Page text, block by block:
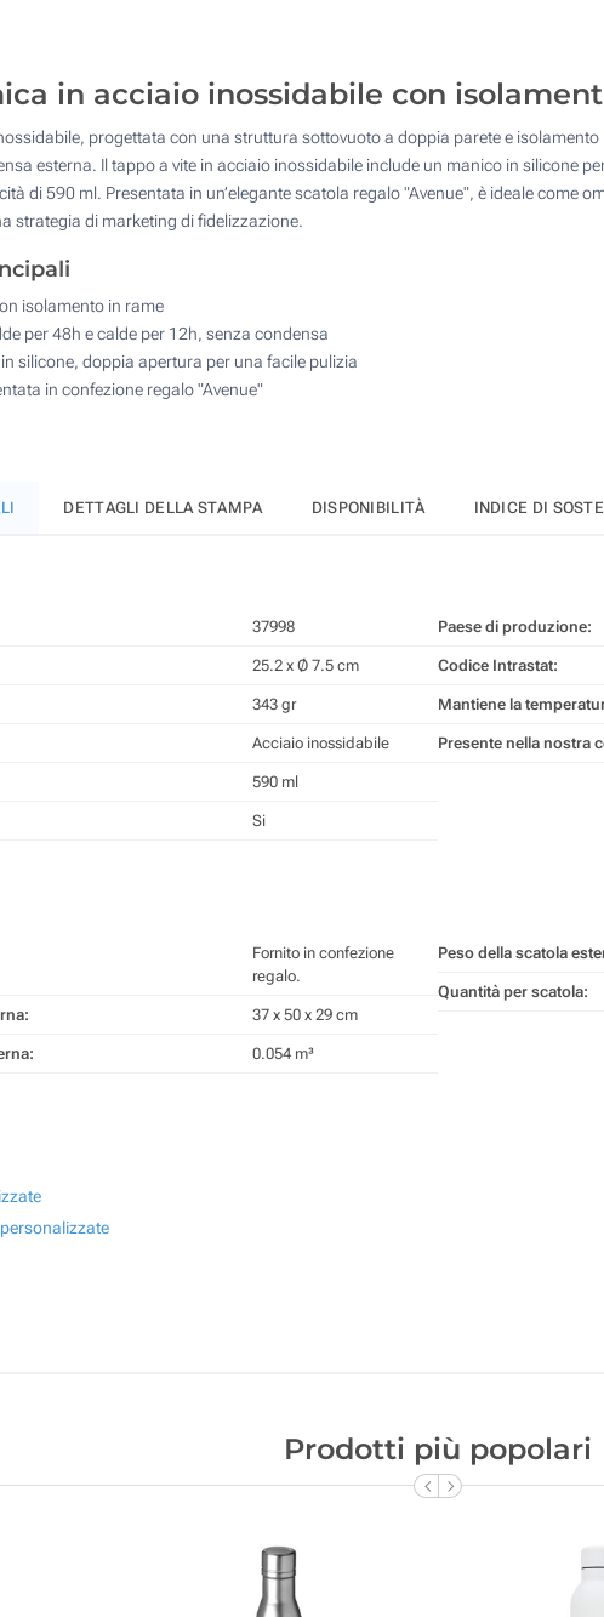
Stampa digitale full color (Stampa a
Incisione Laser (Su un lato)
Quantità desiderata :
Aggiorna
in acciaio inossidabile con
progettata con una struttura sottovuoto a doppia parete e
esterna. Il tappo a vite in acciaio inossidabile include un manico in silicone
di 590 ml. Presentata in un’elegante scatola regalo "Avenue", è ideale come
strategia di marketing di fidelizzazione.
isolamento in rame
per 48h e calde per 12h, senza condensa
silicone, doppia apertura per una facile pulizia
in confezione regalo "Avenue"
DETTAGLI DELLA STAMPA DISPONIBILITÀ INDICE DI
37998
25.2 x Ø 7.5 cm
343 gr
Acciaio inossidabile
590 ml
Si
Paese di produzione:
Codice Intrastat:
Mantiene la
Presente nella nostra
Fornito in confezione
regalo.
37 x 50 x 29 cm
0.054 m³
Peso della scatola
Quantità per scatola:
Prodotti più popolari